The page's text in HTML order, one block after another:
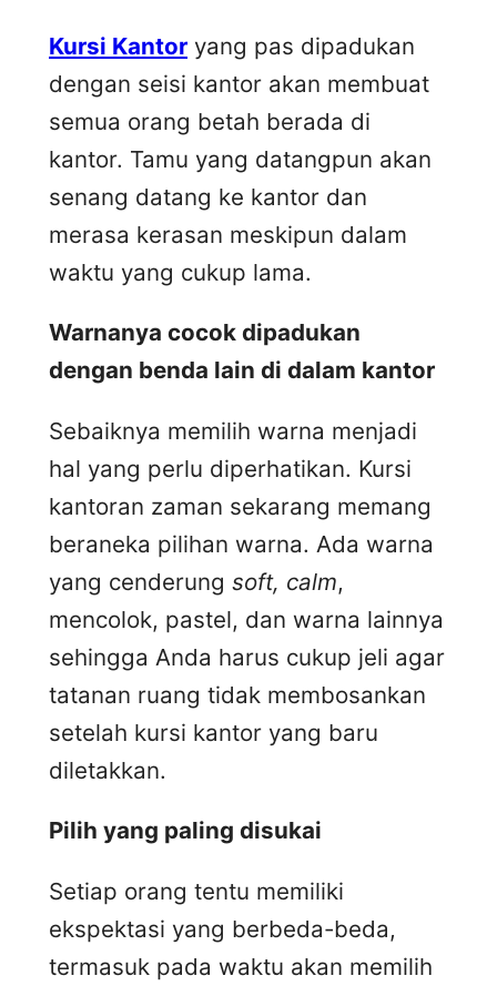
Kursi Kantor yang pas dipadukan
dengan seisi kantor akan membuat
semua orang betah berada di
kantor. Tamu yang datangpun akan
senang datang ke kantor dan
merasa kerasan meskipun dalam
waktu yang cukup lama.
Warnanya cocok dipadukan
dengan benda lain di dalam kantor
Sebaiknya memilih warna menjadi
hal yang perlu diperhatikan. Kursi
kantoran zaman sekarang memang
beraneka pilihan warna. Ada warna
yang cenderung soft, calm,
mencolok, pastel, dan warna lainnya
sehingga Anda harus cukup jeli agar
tatanan ruang tidak membosankan
setelah kursi kantor yang baru
diletakkan.
Pilih yang paling disukai
Setiap orang tentu memiliki
ekspektasi yang berbeda-beda,
termasuk pada waktu akan memilih